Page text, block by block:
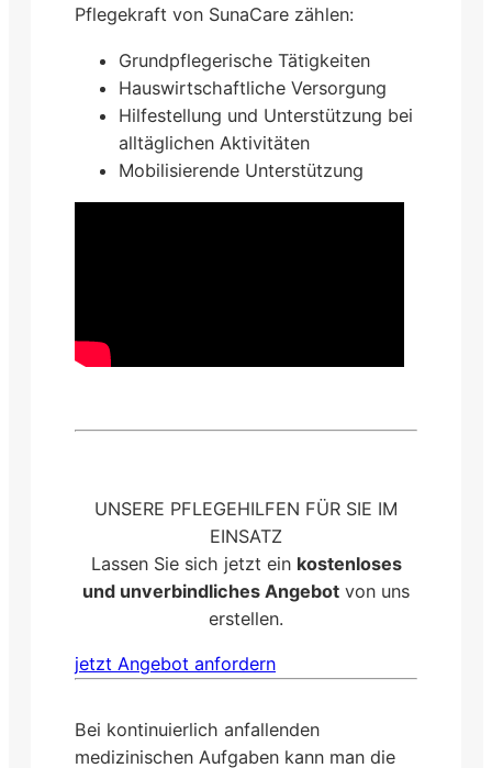
Pflegekraft von SunaCare zählen:
Grundpflegerische Tätigkeiten
Hauswirtschaftliche Versorgung
Hilfestellung und Unterstützung bei
alltäglichen Aktivitäten
Mobilisierende Unterstützung
UNSERE PFLEGEHILFEN FÜR SIE IM
EINSATZ
Lassen Sie sich jetzt ein kostenloses
und unverbindliches Angebot von uns
erstellen.
jetzt Angebot anfordern
Bei kontinuierlich anfallenden
medizinischen Aufgaben kann man die